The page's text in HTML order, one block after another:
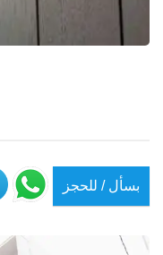
بسأل / للحجز